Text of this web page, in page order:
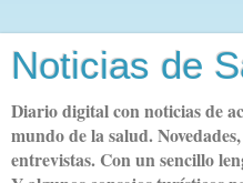
Noticias de
Diario digital con noticias de
mundo de la salud.
entrevistas. Con un sencillo